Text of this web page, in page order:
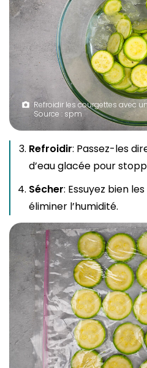
Refroidir les courgettes avec
Source : spm
Refroidir: Passez-les
d’eau glacée pour
Sécher: Essuyez bien
éliminer l’humidité.